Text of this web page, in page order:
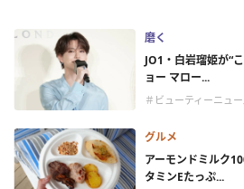
磨く
JO1・白岩瑠姫が“
ョー マロー...
＃ビューティーニュー
グルメ
アーモンドミルク
タミンEたっぷ...